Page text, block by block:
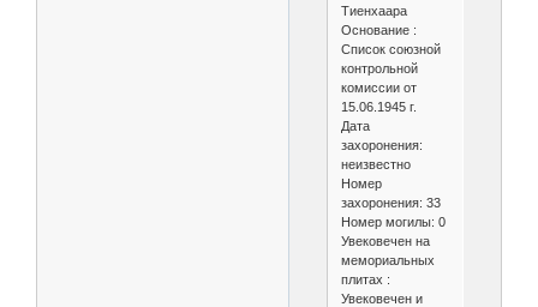
Тиенхаара
Основание :
Список союзной
контрольной
комиссии от
15.06.1945 г.
Дата
захоронения:
неизвестно
Номер
захоронения: 33
Номер могилы: 0
Увековечен на
мемориальных
плитах :
Увековечен и